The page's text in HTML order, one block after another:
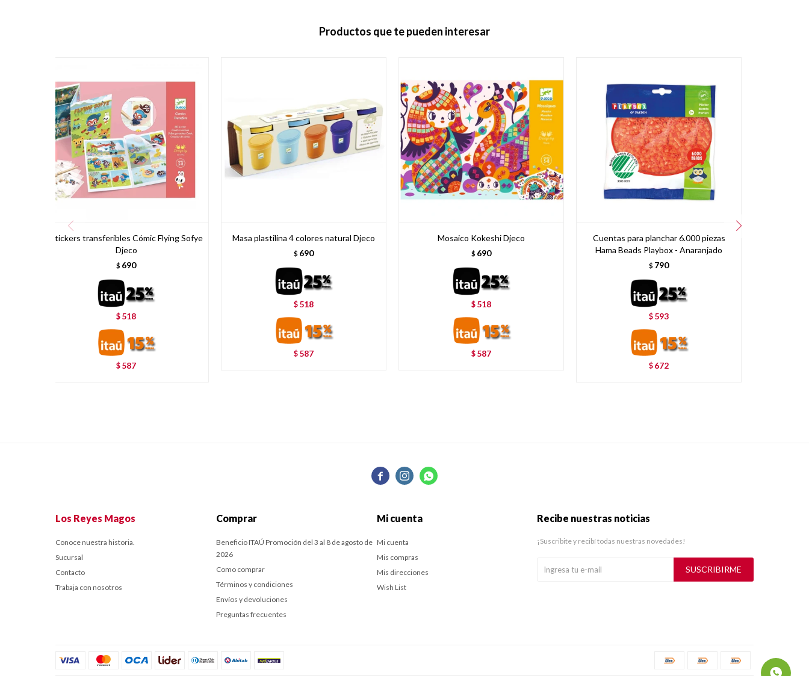
Productos que te pueden interesar
Stickers transferibles Cómic Flying Sofye
Djeco
$ 690
$ 518
$ 587
Masa plastilina 4 colores natural Djeco
$ 690
$ 518
$ 587
Mosaico Kokeshi Djeco
$ 690
$ 518
$ 587
Cuentas para planchar 6.000 piezas
Hama Beads Playbox - Anaranjado
$ 790
$ 593
$ 672
  
Los Reyes Magos
Conoce nuestra historia.
Sucursal
Contacto
Trabaja con nosotros
Comprar
Beneficio ITAÚ Promoción del 3 al 8 de agosto de
2026
Como comprar
Términos y condiciones
Envíos y devoluciones
Preguntas frecuentes
Mi cuenta
Mi cuenta
Mis compras
Mis direcciones
Wish List
Recibe nuestras noticias
¡Suscribite y recibí todas nuestras novedades!
SUSCRIBIRME